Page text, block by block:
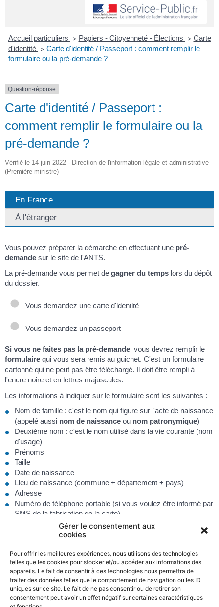
Gérer le consentement aux
cookies
Pour offrir les meilleures expériences, nous utilisons des technologies
telles que les cookies pour stocker et/ou accéder aux informations des
appareils. Le fait de consentir à ces technologies nous permettra de
traiter des données telles que le comportement de navigation ou les ID
uniques sur ce site. Le fait de ne pas consentir ou de retirer son
consentement peut avoir un effet négatif sur certaines caractéristiques
Accueil particuliers > Papiers - Citoyenneté - Élections > Carte
d'identité > Carte d'identité / Passeport : comment remplir le
formulaire ou la pré-demande ?
Question-réponse
Carte d'identité / Passeport :
comment remplir le formulaire ou la
pré-demande ?
Vérifié le 14 juin 2022 - Direction de l'information légale et administrative
(Première ministre)
En France
À l'étranger
Vous pouvez préparer la démarche en effectuant une pré-
demande sur le site de l'ANTS.
La pré-demande vous permet de gagner du temps lors du dépôt
du dossier.
Vous demandez une carte d'identité
Vous demandez un passeport
Si vous ne faites pas la pré-demande, vous devrez remplir le
formulaire qui vous sera remis au guichet. C'est un formulaire
cartonné qui ne peut pas être téléchargé. Il doit être rempli à
l'encre noire et en lettres majuscules.
Les informations à indiquer sur le formulaire sont les suivantes :
Nom de famille : c'est le nom qui figure sur l'acte de naissance
(appelé aussi nom de naissance ou nom patronymique)
Deuxième nom : c'est le nom utilisé dans la vie courante (nom
d'usage)
Prénoms
Taille
Date de naissance
Lieu de naissance (commune + département + pays)
Adresse
Numéro de téléphone portable (si vous voulez être informé par
SMS de la fabrication de la carte)
Nom de familleet prénom(s) des parents
Date et lieu de naissance des parents
Services en ligne et formulaires